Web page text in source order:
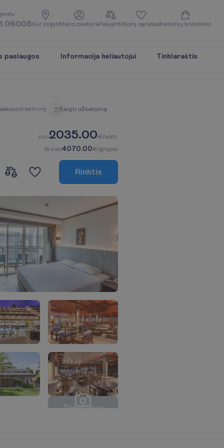
entu
06005Kur įsigytiMano paskyraPalygintiNorų sąrašasKelionių krepšelis
paslaugos Informacija keliautojui Tinklaraštis
alizuoti kelionę 3 Baigti užsakymą
nuo2035.00€/asm.
Iš viso4070.00€/grupei
Rinktis
Žiūrėti visas